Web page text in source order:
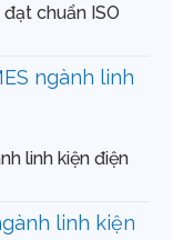
chuẩn ISO
linh kiện điện